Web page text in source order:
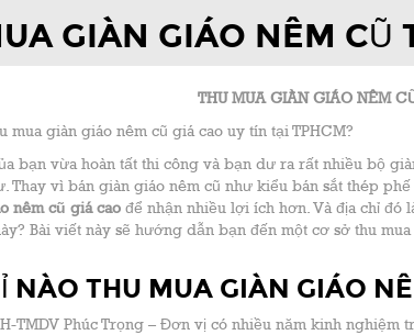
GIÀN GIÁO NÊM CŨ
THU MUA GIÀN GIÁO NÊM
mua giàn giáo nêm cũ giá cao uy tín tại TPHCM?
bạn vừa hoàn tất thi công và bạn dư ra rất nhiều bộ
Thay vì bán giàn giáo nêm cũ như kiểu bán sắt thép
nêm cũ giá cao để nhận nhiều lợi ích hơn. Và địa chỉ đó
Bài viết này sẽ hướng dẫn bạn đến một cơ sở thu
NÀO THU MUA GIÀN GIÁO
TMDV Phúc Trọng – Đơn vị có nhiều năm kinh